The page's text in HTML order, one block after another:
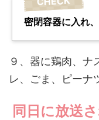
密閉容器に入れ
９、器に鶏肉、ナ
レ、ごま、ピーナ
同日に放送